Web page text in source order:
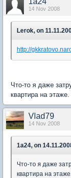
14 Nov 2008
Lerok, on
http://
Что-то я даже
квартира на
Vlad79
14 Nov 2008
1a24, on
Что-то я даже
квартира на